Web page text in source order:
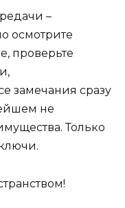
–
осмотрите
проверьте
замечания сразу
не
Только